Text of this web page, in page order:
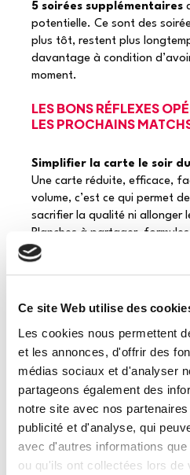
Ce site Web utilise des
Les cookies nous permettent
et les annonces, d'offrir des
médias sociaux et d'analyser
partageons également des
notre site avec nos
publicité et d'analyse, qui
avec d'autres informations
ou qu'ils ont collectées lors de
5 soirées supplémentaires
potentielle. Ce sont des
plus tôt, restent plus
davantage à condition
moment.
LES BONS RÉFLEXES
LES PROCHAINS
Simplifier la carte le soir
Une carte réduite, efficace,
volume, c’est ce qui permet
sacrifier la qualité ni allonger
Planches à partager, formules
desserts express.
Les Petits Porteurs accèdent
auprès de fournisseurs
Penser aux produits à
Charcuteries, fromages,
apéritives, ce sont les
les soirs de match. Des
nos fournisseurs partenaires,
et des livraisons fiables
demande.